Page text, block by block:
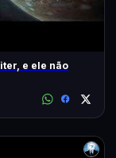
e ele não